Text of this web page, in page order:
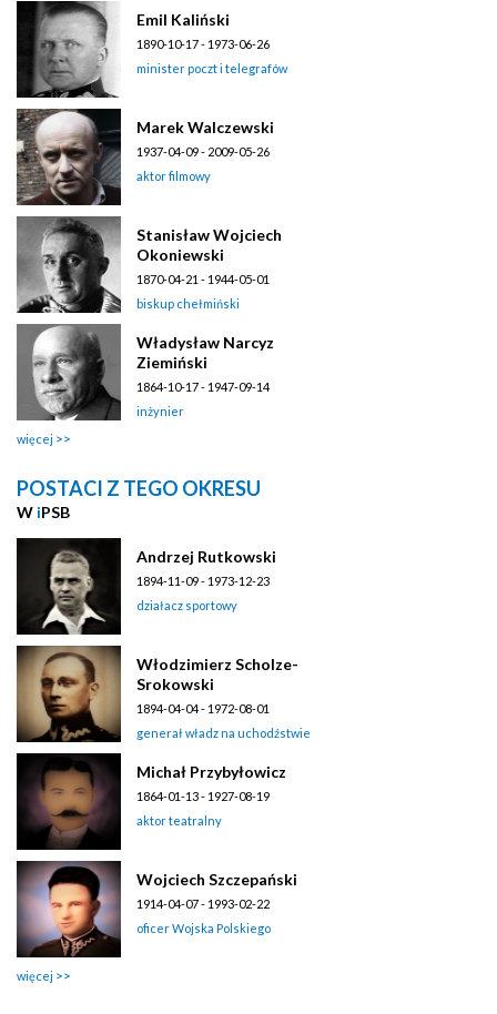
Emil Kaliński
1890-10-17 - 1973-06-26
minister poczt i telegrafów
Marek Walczewski
1937-04-09 - 2009-05-26
aktor filmowy
Stanisław Wojciech
Okoniewski
1870-04-21 - 1944-05-01
biskup chełmiński
Władysław Narcyz
Ziemiński
1864-10-17 - 1947-09-14
inżynier
więcej
POSTACI Z TEGO OKRESU
W iPSB
Andrzej Rutkowski
1894-11-09 - 1973-12-23
działacz sportowy
Włodzimierz Scholze-
Srokowski
1894-04-04 - 1972-08-01
generał władz na uchodźstwie
Michał Przybyłowicz
1864-01-13 - 1927-08-19
aktor teatralny
Wojciech Szczepański
1914-04-07 - 1993-02-22
oficer Wojska Polskiego
więcej